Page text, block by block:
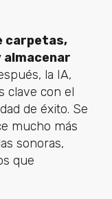
carpetas,
la IA,
clave con el
de éxito. Se
mucho más
sonoras,
que